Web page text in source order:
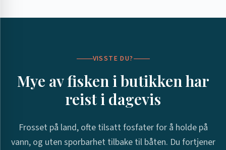
VISSTE DU?
Mye av fisken i butikken har
reist i dagevis
Frosset på land, ofte tilsatt fosfater for å holde på
vann, og uten sporbarhet tilbake til båten. Du fortjener